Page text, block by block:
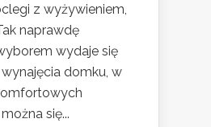
z wyżywieniem,
naprawdę
wydaje się
domku, w
się...